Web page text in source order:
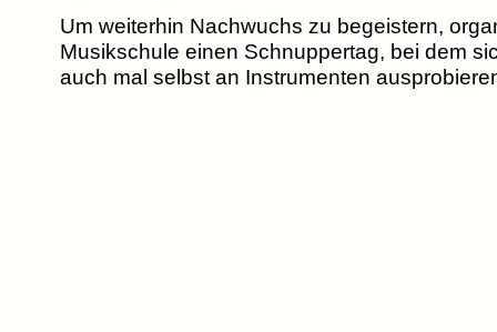
Um weiterhin Nachwuchs zu begeistern,
Musikschule einen Schnuppertag, bei dem
auch mal selbst an Instrumenten